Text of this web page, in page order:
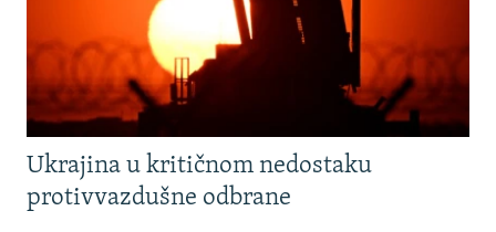
Ukrajina u kritičnom nedostaku
protivvazdušne odbrane